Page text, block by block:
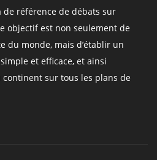
de référence de débats sur
objectif est non seulement de
du monde, mais d’établir un
et efficace, et ainsi
sur tous les plans de